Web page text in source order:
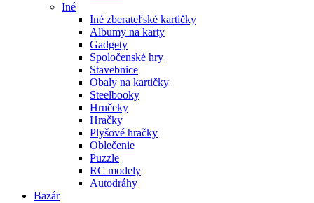
Iné
Iné zberateľské kartičky
Albumy na karty
Gadgety
Spoločenské hry
Stavebnice
Obaly na kartičky
Steelbooky
Hrnčeky
Hračky
Plyšové hračky
Oblečenie
Puzzle
RC modely
Autodráhy
Bazár